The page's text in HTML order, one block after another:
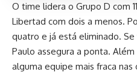
O time lidera o Grupo D com
Libertad com dois a menos.
quatro e já está eliminado.
Paulo assegura a ponta.
alguma equipe mais fraca nas